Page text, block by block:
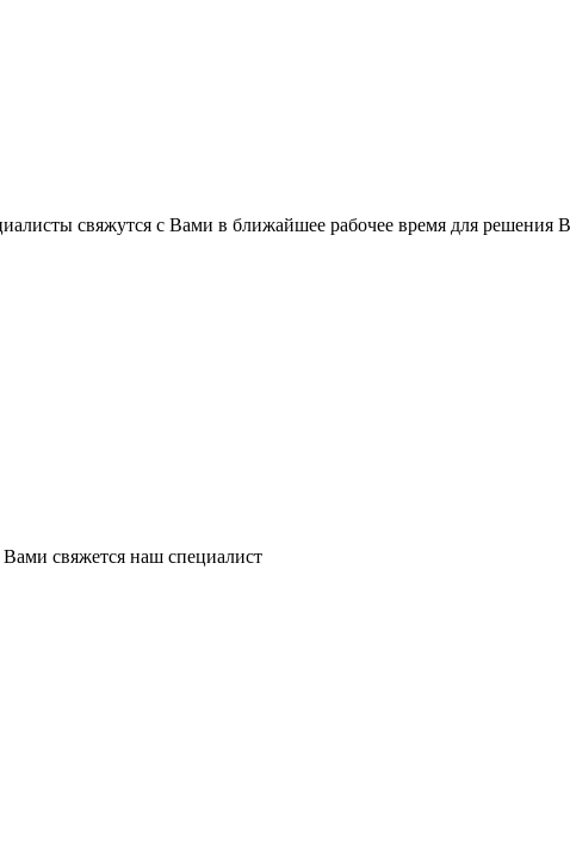
свяжутся с Вами в ближайшее рабочее время для решения
свяжется наш специалист